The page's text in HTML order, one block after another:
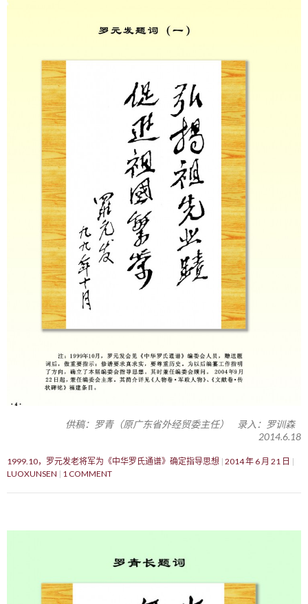
供稿：罗青（原广东省外经贸委主任） 录入：罗训森
2014.6.18
1999.10，罗元发老将军为《中华罗氏通谱》确定指导思想 2014 年 6 月 21 日
LUOXUNSEN
1 COMMENT